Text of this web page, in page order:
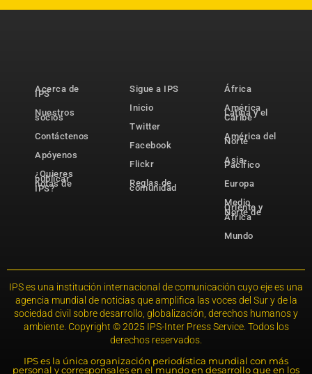
Acerca de
IPS
Nuestros
socios
Contáctenos
Apóyenos
¿Quieres
publicar
notas de
IPS?
Sigue a IPS
Inicio
Twitter
Facebook
Flickr
Reglas de
comunidad
África
América
Latina y el
Caribe
América del
Norte
Asia-
Pacífico
Europa
Medio
Oriente y
Norte de
África
Mundo
IPS es una institución internacional de comunicación cuyo eje es una
agencia mundial de noticias que amplifica las voces del Sur y de la
sociedad civil sobre desarrollo, globalización, derechos humanos y
ambiente. Copyright © 2025 IPS-Inter Press Service. Todos los
derechos reservados.
IPS es la única organización periodística mundial con más
personal y corresponsales en el mundo en desarrollo que en los